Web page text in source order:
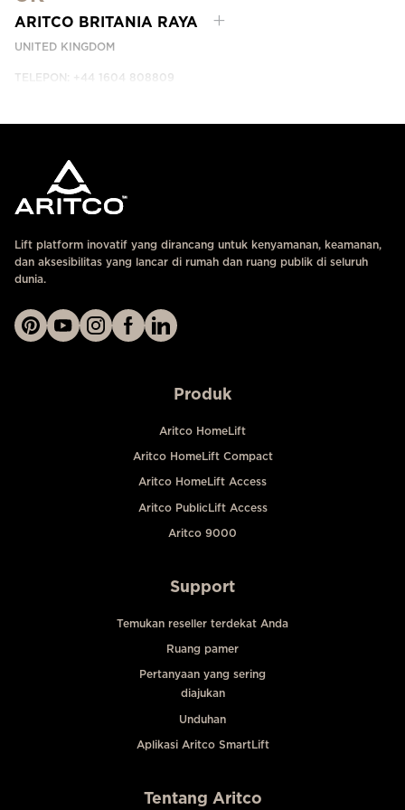
ARITCO BRITANIA RAYA
UNITED KINGDOM
TELEPON: +44 1604 808809
Lift platform inovatif yang dirancang untuk kenyamanan, keamanan,
dan aksesibilitas yang lancar di rumah dan ruang publik di seluruh
dunia.
Produk
Aritco HomeLift
Aritco HomeLift Compact
Aritco HomeLift Access
Aritco PublicLift Access
Aritco 9000
Support
Temukan reseller terdekat Anda
Ruang pamer
Pertanyaan yang sering
diajukan
Unduhan
Aplikasi Aritco SmartLift
Tentang Aritco